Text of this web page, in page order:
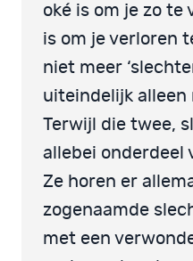
oké is om je zo te
is om je verloren
niet meer
uiteindelijk alleen
Terwijl die twee,
allebei onderdeel
Ze horen er
zogenaamde
met een